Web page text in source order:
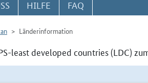
HILFE FAQ
Länderinformation
least developed countries (LDC)